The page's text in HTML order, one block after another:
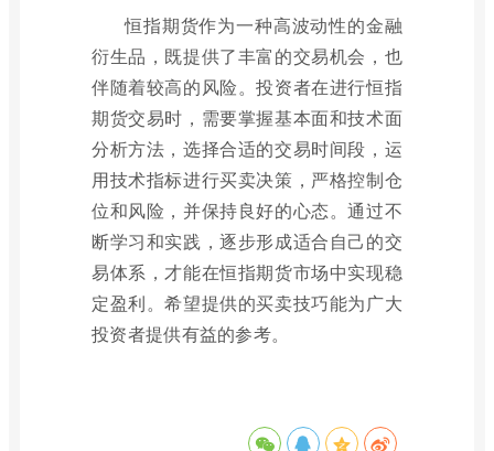
恒指期货作为一种高波动性的金融
衍生品，既提供了丰富的交易机会，也
伴随着较高的风险。投资者在进行恒指
期货交易时，需要掌握基本面和技术面
分析方法，选择合适的交易时间段，运
用技术指标进行买卖决策，严格控制仓
位和风险，并保持良好的心态。通过不
断学习和实践，逐步形成适合自己的交
易体系，才能在恒指期货市场中实现稳
定盈利。希望提供的买卖技巧能为广大
投资者提供有益的参考。